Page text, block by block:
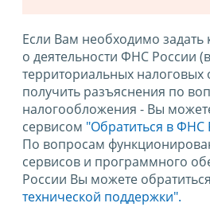
Если Вам необходимо задать
о деятельности ФНС России
территориальных налоговых
получить разъяснения по
налогообложения - Вы
сервисом "Обратиться в ФНС
По вопросам
сервисов и программного
России Вы можете
технической поддержки".